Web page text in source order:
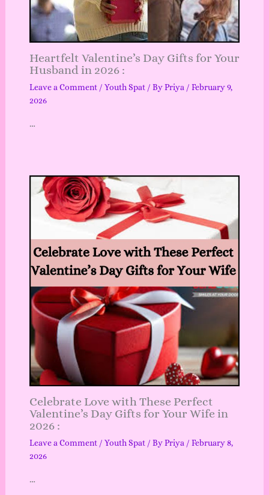
Heartfelt Valentine’s Day Gifts for Your
Husband in 2026 :
Leave a Comment / Youth Spat/ ByPriya / February 9,
2026
…
Celebrate Love with These Perfect
Valentine’s Day Gifts for Your Wife in
2026 :
Leave a Comment / Youth Spat/ ByPriya / February 8,
2026
…